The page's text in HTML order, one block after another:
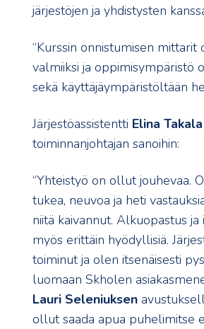
järjestöjen ja yhdistysten
“Kurssin onnistumisen mittarit
valmiiksi ja oppimisympäristö
sekä käyttäjäympäristöltään
Järjestöassistentti Elina Takala
toiminnanjohtajan sanoihin:
“Yhteistyö on ollut jouhevaa.
tukea, neuvoa ja heti
niitä kaivannut. Alkuopastus
myös erittäin hyödyllisiä.
toiminut ja olen itsenäisesti
luomaan Skholen
Lauri Seleniuksen
ollut saada apua puhelimitse